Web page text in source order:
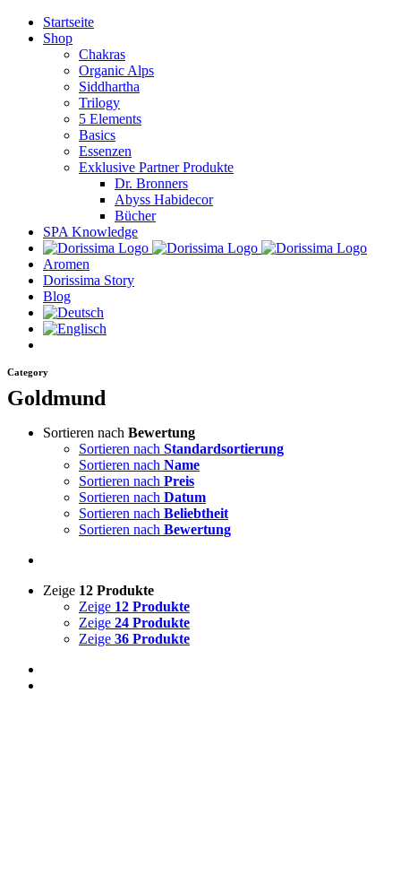
Zum
Inhalt
Startseite
Shop
Chakras
Organic Alps
Siddhartha
Trilogy
5 Elements
Basics
Essenzen
Exklusive Partner Produkte
Dr. Bronners
Abyss Habidecor
Bücher
SPA Knowledge
Aromen
Dorissima Story
Blog
Category
Goldmund
Sortieren nach Bewertung
Sortieren nach Standardsortierung
Sortieren nach Name
Sortieren nach Preis
Sortieren nach Datum
Sortieren nach Beliebtheit
Sortieren nach Bewertung
Zeige 12 Produkte
Zeige 12 Produkte
Zeige 24 Produkte
Zeige 36 Produkte